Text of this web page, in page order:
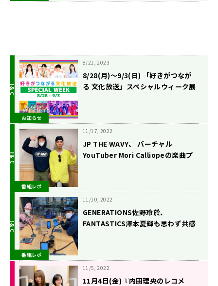
お知らせ
8/21, 2023
8/28(月)〜9/3(日) 「好きがつなが
る 文化放送」スペシャルウィーク展
番組レポ
11/17, 2022
JP THE WAVY、 バーチャル
YouTuber Mori Calliopeの楽曲プ
番組レポ
11/10, 2022
GENERATIONS佐野玲於、
FANTASTICS澤本夏輝も思わず共感
11/5, 2022
11月4日(金)『内田理央のレコメ